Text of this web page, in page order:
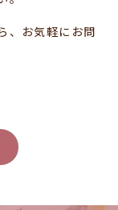
、お気軽にお問